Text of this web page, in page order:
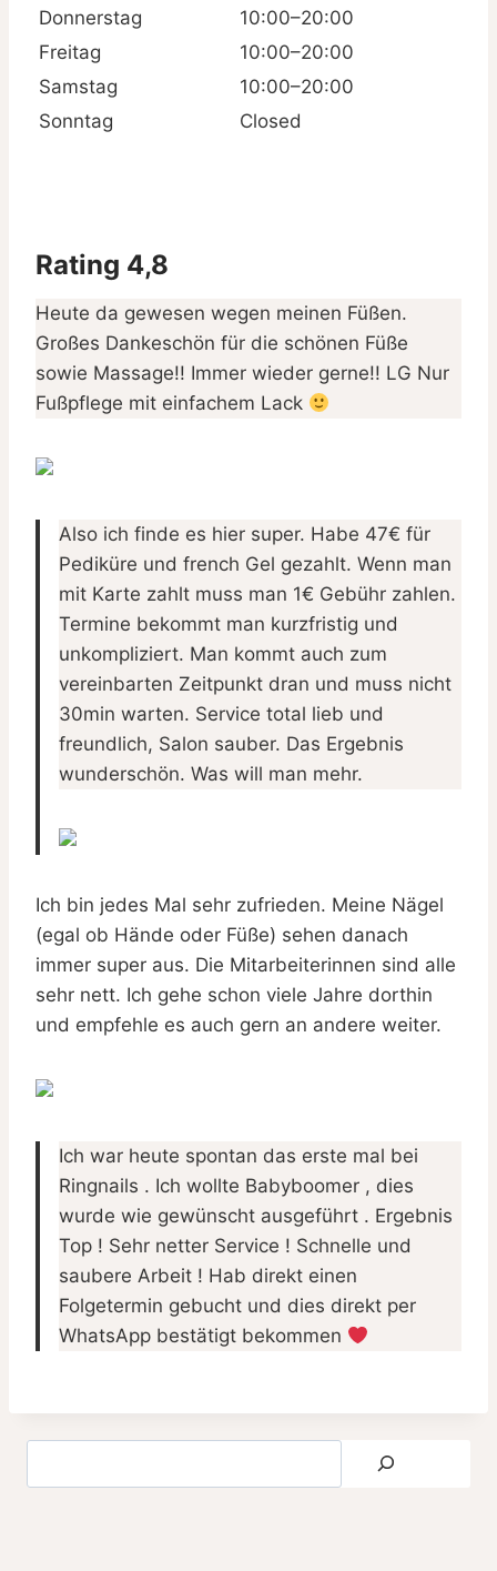
Donnerstag
10:00–20:00
Freitag
10:00–20:00
Samstag
10:00–20:00
Sonntag
Closed
Rating 4,8
Heute da gewesen wegen meinen Füßen.
Großes Dankeschön für die schönen Füße
sowie Massage!! Immer wieder gerne!! LG Nur
Fußpflege mit einfachem Lack
Also ich finde es hier super. Habe 47€ für
Pediküre und french Gel gezahlt. Wenn man
mit Karte zahlt muss man 1€ Gebühr zahlen.
Termine bekommt man kurzfristig und
unkompliziert. Man kommt auch zum
vereinbarten Zeitpunkt dran und muss nicht
30min warten. Service total lieb und
freundlich, Salon sauber. Das Ergebnis
wunderschön. Was will man mehr.
Ich bin jedes Mal sehr zufrieden. Meine Nägel
(egal ob Hände oder Füße) sehen danach
immer super aus. Die Mitarbeiterinnen sind alle
sehr nett. Ich gehe schon viele Jahre dorthin
und empfehle es auch gern an andere weiter.
Ich war heute spontan das erste mal bei
Ringnails . Ich wollte Babyboomer , dies
wurde wie gewünscht ausgeführt . Ergebnis
Top ! Sehr netter Service ! Schnelle und
saubere Arbeit ! Hab direkt einen
Folgetermin gebucht und dies direkt per
WhatsApp bestätigt bekommen